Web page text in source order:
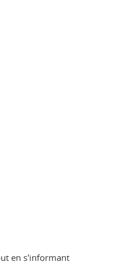
en s'informant